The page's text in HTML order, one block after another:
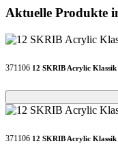
Aktuelle Produkte
371106 12 SKRIB Acrylic Klassik
Loading...
Loading...
371106 12 SKRIB Acrylic Klassik